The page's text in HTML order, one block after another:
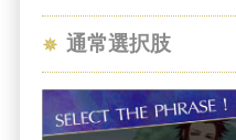
通常選択肢